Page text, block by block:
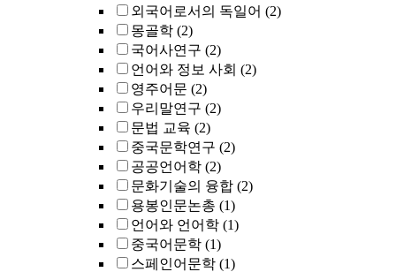
외국어로서의 독일어 (2)
몽골학 (2)
국어사연구 (2)
언어와 정보 사회 (2)
영주어문 (2)
우리말연구 (2)
문법 교육 (2)
중국문학연구 (2)
공공언어학 (2)
문화기술의 융합 (2)
용봉인문논총 (1)
언어와 언어학 (1)
중국어문학 (1)
스페인어문학 (1)